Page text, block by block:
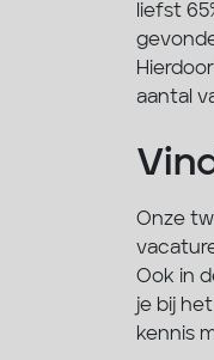
liefst
aantal
Onze
Ook in
je bij
kennis